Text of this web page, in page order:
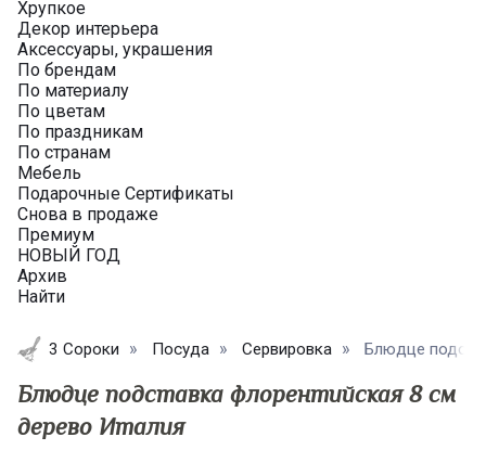
Хрупкое
Декор интерьера
Аксессуары, украшения
По брендам
По материалу
По цветам
По праздникам
По странам
Мебель
Подарочные Сертификаты
Снова в продаже
Премиум
НОВЫЙ ГОД
Архив
Найти
3 Сороки Посуда Сервировка Блюдце
Блюдце подставка флорентийская 8 см
дерево Италия